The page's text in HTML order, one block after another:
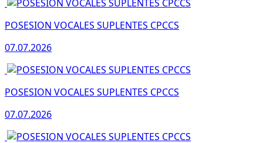
POSESION VOCALES SUPLENTES CPCCS
07.07.2026
POSESION VOCALES SUPLENTES CPCCS
07.07.2026